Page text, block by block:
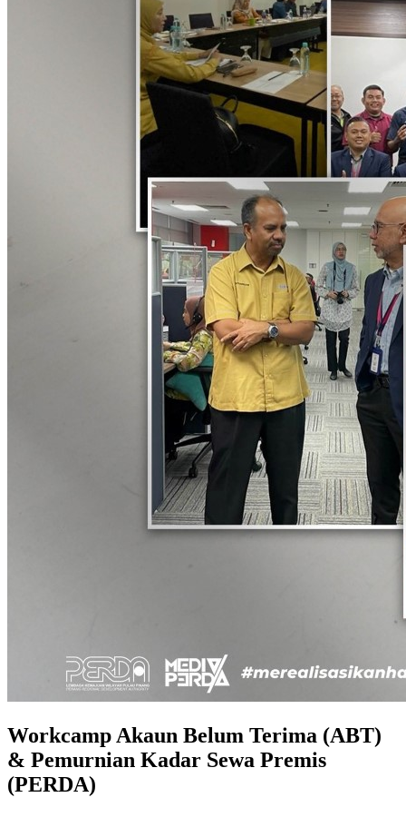
Workcamp Akaun Belum Terima (ABT)
& Pemurnian Kadar Sewa Premis
(PERDA)